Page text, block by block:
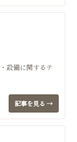
設備に関するテ
記事を見る →